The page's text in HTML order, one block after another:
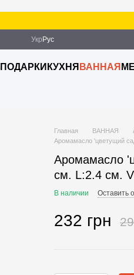
Укр Рус
ПОДАРКИ КУХНЯ ВАННАЯ
Главная ВАННАЯ
Аромамасло 'цветущий
Аромамасло
см. L:2.4 см.
В наличии Оставить
232 грн